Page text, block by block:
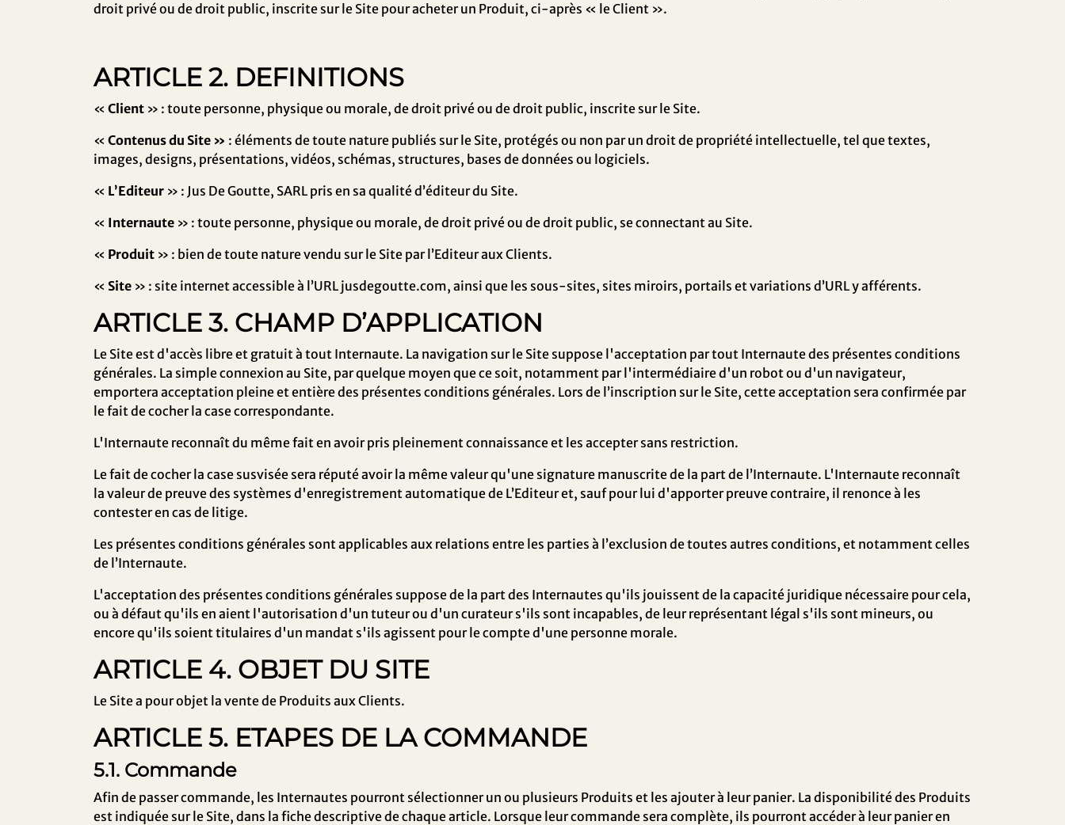
droit privé ou de droit public, inscrite sur le Site pour acheter un Produit, ci-après « le Client ».
ARTICLE 2. DEFINITIONS
« Client » : toute personne, physique ou morale, de droit privé ou de droit public, inscrite sur le Site.
« Contenus du Site » : éléments de toute nature publiés sur le Site, protégés ou non par un droit de propriété intellectuelle, tel que textes,
images, designs, présentations, vidéos, schémas, structures, bases de données ou logiciels.
« L’Editeur » : Jus De Goutte, SARL pris en sa qualité d’éditeur du Site.
« Internaute » : toute personne, physique ou morale, de droit privé ou de droit public, se connectant au Site.
« Produit » : bien de toute nature vendu sur le Site par l’Editeur aux Clients.
« Site » : site internet accessible à l’URL jusdegoutte.com, ainsi que les sous-sites, sites miroirs, portails et variations d’URL y afférents.
ARTICLE 3. CHAMP D’APPLICATION
Le Site est d'accès libre et gratuit à tout Internaute. La navigation sur le Site suppose l'acceptation par tout Internaute des présentes conditions
générales. La simple connexion au Site, par quelque moyen que ce soit, notamment par l'intermédiaire d'un robot ou d'un navigateur,
emportera acceptation pleine et entière des présentes conditions générales. Lors de l’inscription sur le Site, cette acceptation sera confirmée par
le fait de cocher la case correspondante.
L'Internaute reconnaît du même fait en avoir pris pleinement connaissance et les accepter sans restriction.
Le fait de cocher la case susvisée sera réputé avoir la même valeur qu'une signature manuscrite de la part de l’Internaute. L'Internaute reconnaît
la valeur de preuve des systèmes d'enregistrement automatique de L’Editeur et, sauf pour lui d'apporter preuve contraire, il renonce à les
contester en cas de litige.
Les présentes conditions générales sont applicables aux relations entre les parties à l’exclusion de toutes autres conditions, et notamment celles
de l’Internaute.
L'acceptation des présentes conditions générales suppose de la part des Internautes qu'ils jouissent de la capacité juridique nécessaire pour cela,
ou à défaut qu'ils en aient l'autorisation d'un tuteur ou d'un curateur s'ils sont incapables, de leur représentant légal s'ils sont mineurs, ou
encore qu'ils soient titulaires d'un mandat s'ils agissent pour le compte d'une personne morale.
ARTICLE 4. OBJET DU SITE
Le Site a pour objet la vente de Produits aux Clients.
ARTICLE 5. ETAPES DE LA COMMANDE
5.1. Commande
Afin de passer commande, les Internautes pourront sélectionner un ou plusieurs Produits et les ajouter à leur panier. La disponibilité des Produits
est indiquée sur le Site, dans la fiche descriptive de chaque article. Lorsque leur commande sera complète, ils pourront accéder à leur panier en